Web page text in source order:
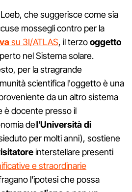
che suggerisce come sia
mossegli contro per la
su 3I/ATLAS, il terzooggetto
nel Sistema solare.
per la stragrande
scientifica l'oggetto è una
da un altro sistema
è docente presso il
dell'Università di
per molti anni), sostiene
interstellare presenti
e straordinarie
l'ipotesi che possa